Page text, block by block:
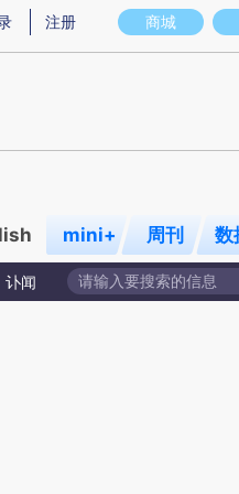
意图存在偏差。不代表财新观点和
商城
注册
mini+ 周刊 数
讣闻